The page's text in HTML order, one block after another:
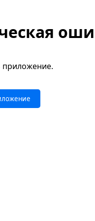
приложение.